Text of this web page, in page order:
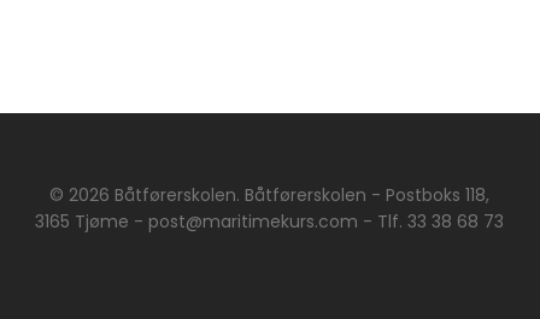
© 2026 Båtførerskolen. Båtførerskolen - Postboks 118,
3165 Tjøme - post@maritimekurs.com - Tlf. 33 38 68 73